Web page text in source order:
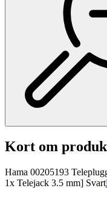
Kort om
Hama 00205193
1x Telejack 3.5 mm] Svart